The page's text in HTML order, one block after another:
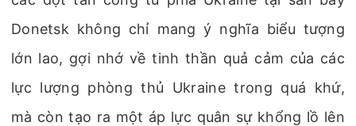
Donetsk không chỉ mang ý nghĩa biểu tượng
lớn lao, gợi nhớ về tinh thần quả cảm của các
lực lượng phòng thủ Ukraine trong quá khứ,
mà còn tạo ra một áp lực quân sự khổng lồ lên